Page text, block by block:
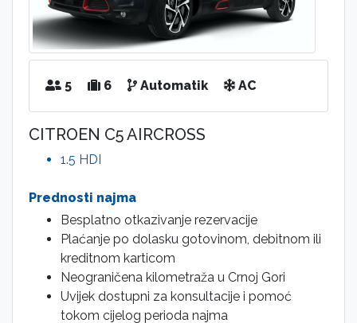
5 6 Automatik AC
CITROEN C5 AIRCROSS
1.5 HDI
Prednosti najma
Besplatno otkazivanje rezervacije
Plaćanje po dolasku gotovinom, debitnom ili
kreditnom karticom
Neograničena kilometraža u Crnoj Gori
Uvijek dostupni za konsultacije i pomoć
tokom cijelog perioda najma